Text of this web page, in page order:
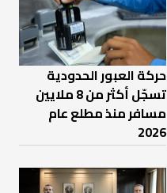
حركة العبور الحدودية
تسجّل أكثر من 8 ملايين
مسافر منذ مطلع عام
2026